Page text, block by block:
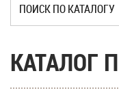
КАТАЛОГ